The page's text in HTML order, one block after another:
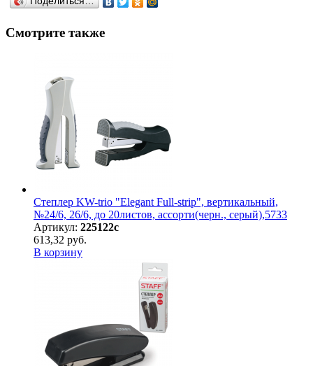
Смотрите также
Степлер KW-trio "Elegant Full-strip", вертикальный,
№24/6, 26/6, до 20листов, ассорти(черн., серый),5733
Артикул: 225122с
613,32 руб.
В корзину